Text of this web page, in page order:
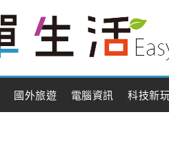
國外旅遊 電腦資訊 科技新